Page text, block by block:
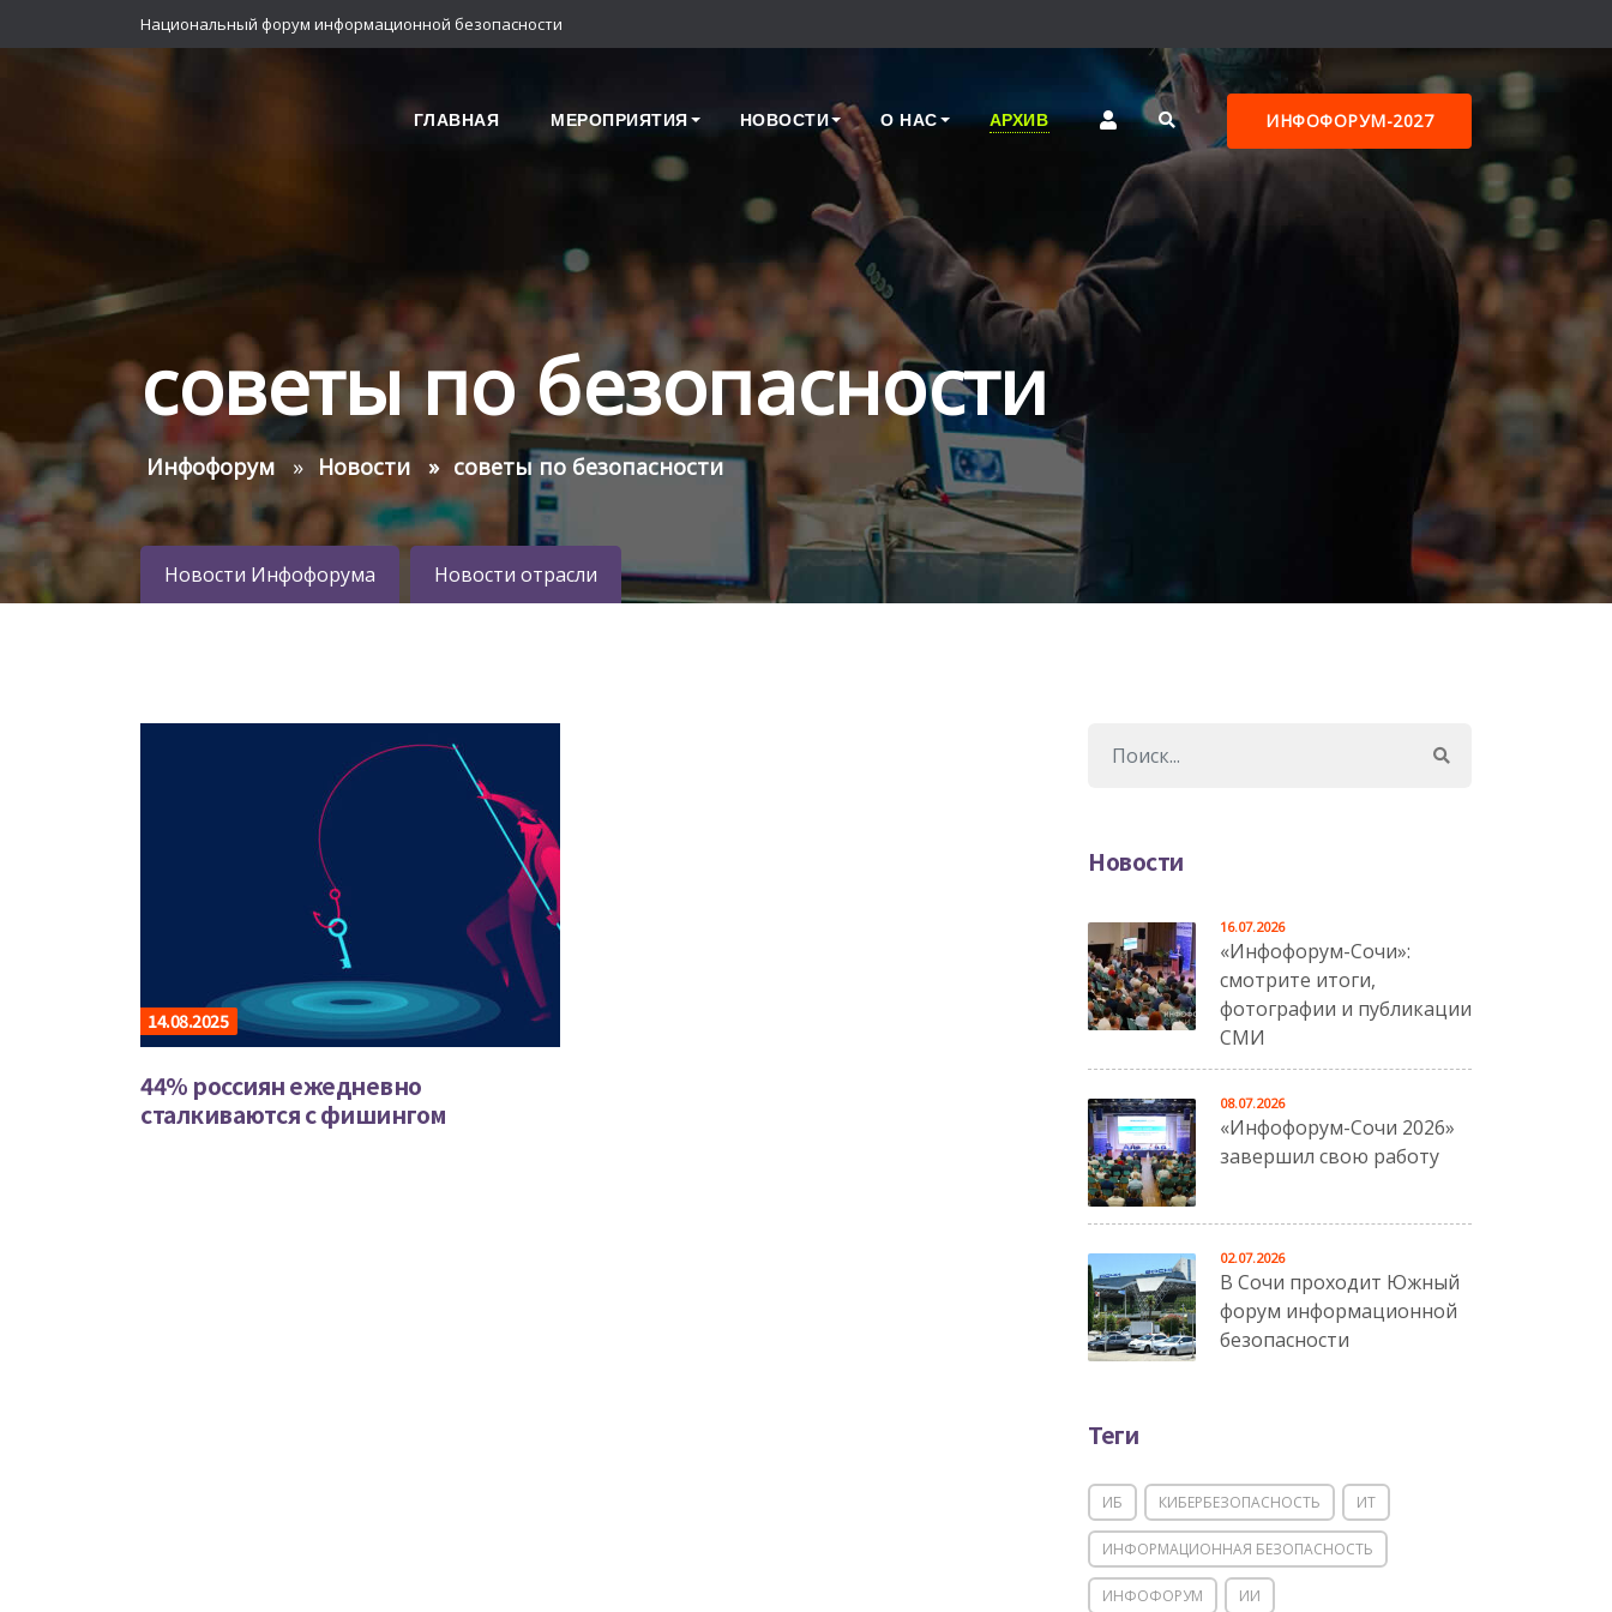
Национальный форум информационной безопасности
ГЛАВНАЯ МЕРОПРИЯТИЯ НОВОСТИ О НАС АРХИВ ИНФОФОРУМ-2027
советы по безопасности
Инфофорум Новости советы по безопасности
Новости Инфофорума Новости отрасли
14.08.2025
44% россиян ежедневно
сталкиваются с фишингом
Новости
«Инфофорум-Сочи»:
смотрите итоги,
фотографии и публикации
СМИ
16.07.2026
«Инфофорум-Сочи 2026»
завершил свою работу
08.07.2026
В Сочи проходит Южный
форум информационной
безопасности
02.07.2026
Теги
ИБ КИБЕРБЕЗОПАСНОСТЬ ИТ
ИНФОРМАЦИОННАЯ БЕЗОПАСНОСТЬ
ИНФОФОРУМ ИИ